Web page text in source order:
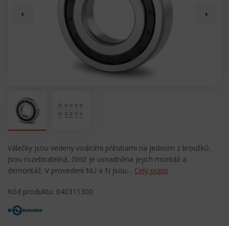
Válečky jsou vedeny vodicími přírubami na jednom z kroužků.
Jsou rozebiratelná, čímž je usnadněna jejich montáž a
demontáž. V provedení NU a N jsou… Celý popis
Kód produktu: 040311300